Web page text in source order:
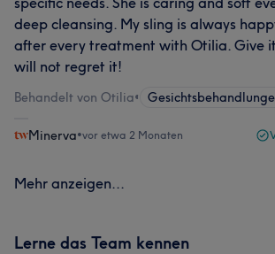
deep cleansing. My sling is always
after every treatment with Otilia. Give
will not regret it!
Behandelt von Otilia•
Minerva•vor etwa 2 Monaten
Mehr anzeigen...
Lerne das Team kennen